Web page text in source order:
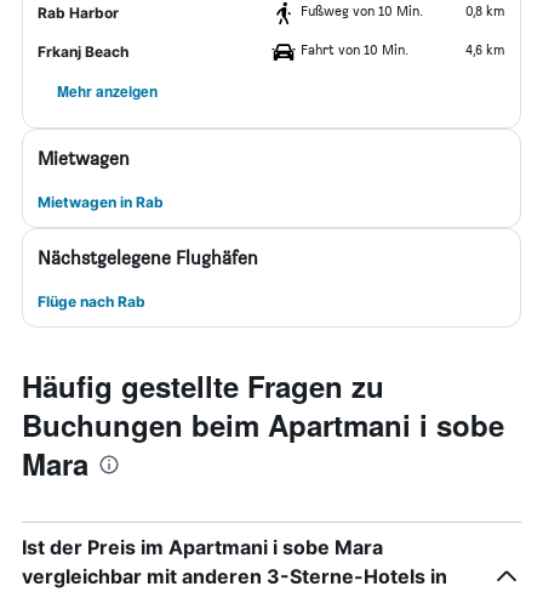
Rab Harbor Fußweg von 10 Min. 0,8 km
Frkanj Beach Fahrt von 10 Min. 4,6 km
Mehr anzeigen
Mietwagen
Mietwagen in Rab
Nächstgelegene Flughäfen
Flüge nach Rab
Häufig gestellte Fragen zu
Buchungen beim Apartmani i sobe
Mara
Ist der Preis im Apartmani i sobe Mara
vergleichbar mit anderen 3-Sterne-Hotels in